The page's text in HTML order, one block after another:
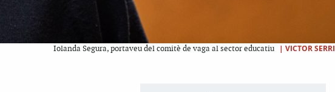
Iolanda Segura, portaveu del comitè de vaga al sector educatiu | VICTOR SERRI